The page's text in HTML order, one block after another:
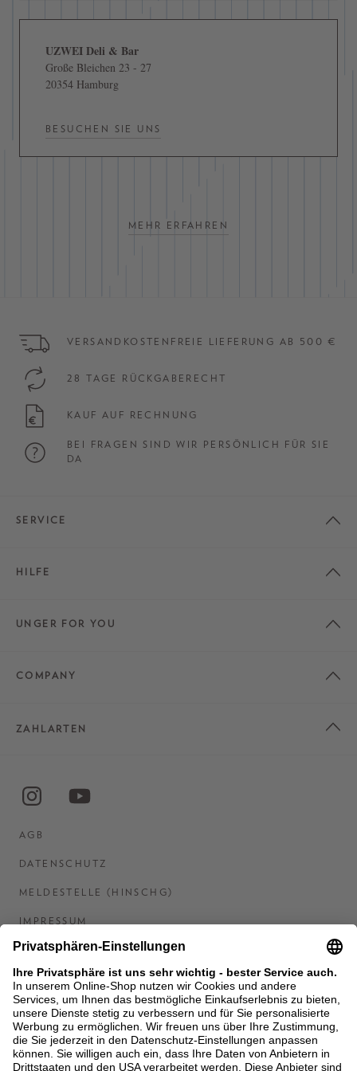
UZWEI Deli & Bar
Große Bleichen 23 - 27
20354 Hamburg
BESUCHEN SIE UNS
MEHR ERFAHREN
VERSANDKOSTENFREIE LIEFERUNG AB 500 €
28 TAGE RÜCKGABERECHT
KAUF AUF RECHNUNG
BEI FRAGEN SIND WIR PERSÖNLICH FÜR SIE
DA
SERVICE
HILFE
UNGER FOR YOU
COMPANY
ZAHLARTEN
AGB
DATENSCHUTZ
MELDESTELLE (HINSCHG)
IMPRESSUM
BARRIEREFREIHEITSERKLÄRUNG
KONTAKT
COOKIES
MEN'S WORLD: BRAUN HAMBURG